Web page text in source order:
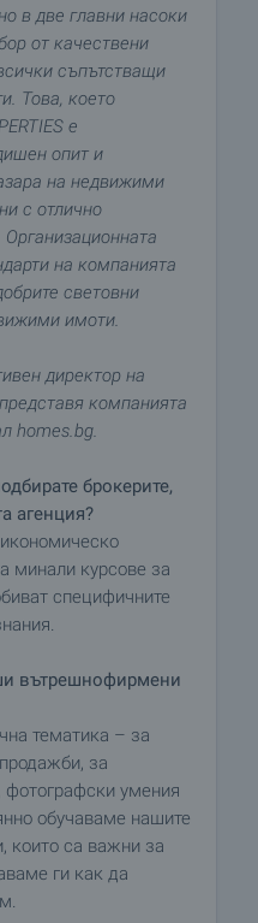
в две главни насоки
от качествени
съпътстващи
Това, което
е
опит и
на недвижими
с отлично
на компанията
световни
имоти.
директор на
компанията
homes.bg.
брокерите,
агенция?
минали курсове за
специфичните
вътрешнофирмени
тематика – за
за
фотографски умения
обучаваме нашите
които са важни за
ги как да